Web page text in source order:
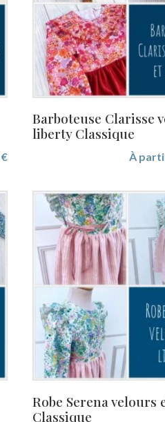
€
Barboteuse Clarisse
liberty Classique
À
Robe Serena velours
Classique